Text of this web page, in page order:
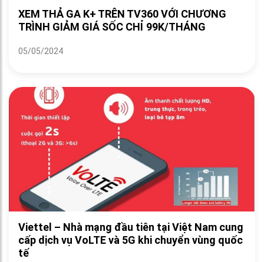
XEM THẢ GA K+ TRÊN TV360 VỚI CHƯƠNG
TRÌNH GIẢM GIÁ SỐC CHỈ 99K/THÁNG
05/05/2024
Viettel – Nhà mạng đầu tiên tại Việt Nam cung
cấp dịch vụ VoLTE và 5G khi chuyển vùng quốc
tế